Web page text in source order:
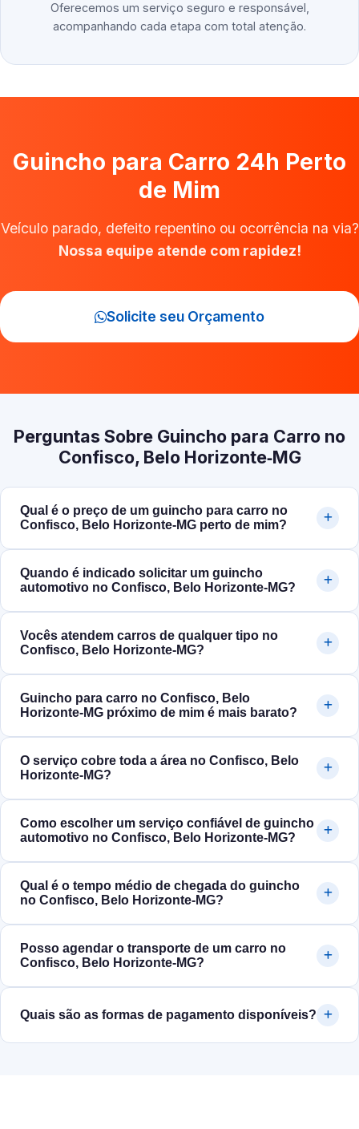
Oferecemos um serviço seguro e responsável,
acompanhando cada etapa com total atenção.
Guincho para Carro 24h Perto
de Mim
Veículo parado, defeito repentino ou ocorrência na via?
Nossa equipe atende com rapidez!
Solicite seu Orçamento
Perguntas Sobre Guincho para Carro no
Confisco, Belo Horizonte‑MG
Qual é o preço de um guincho para carro no
Confisco, Belo Horizonte‑MG perto de mim?
Quando é indicado solicitar um guincho
automotivo no Confisco, Belo Horizonte‑MG?
Vocês atendem carros de qualquer tipo no
Confisco, Belo Horizonte‑MG?
Guincho para carro no Confisco, Belo
Horizonte‑MG próximo de mim é mais barato?
O serviço cobre toda a área no Confisco, Belo
Horizonte‑MG?
Como escolher um serviço confiável de guincho
automotivo no Confisco, Belo Horizonte‑MG?
Qual é o tempo médio de chegada do guincho
no Confisco, Belo Horizonte‑MG?
Posso agendar o transporte de um carro no
Confisco, Belo Horizonte‑MG?
Quais são as formas de pagamento disponíveis?